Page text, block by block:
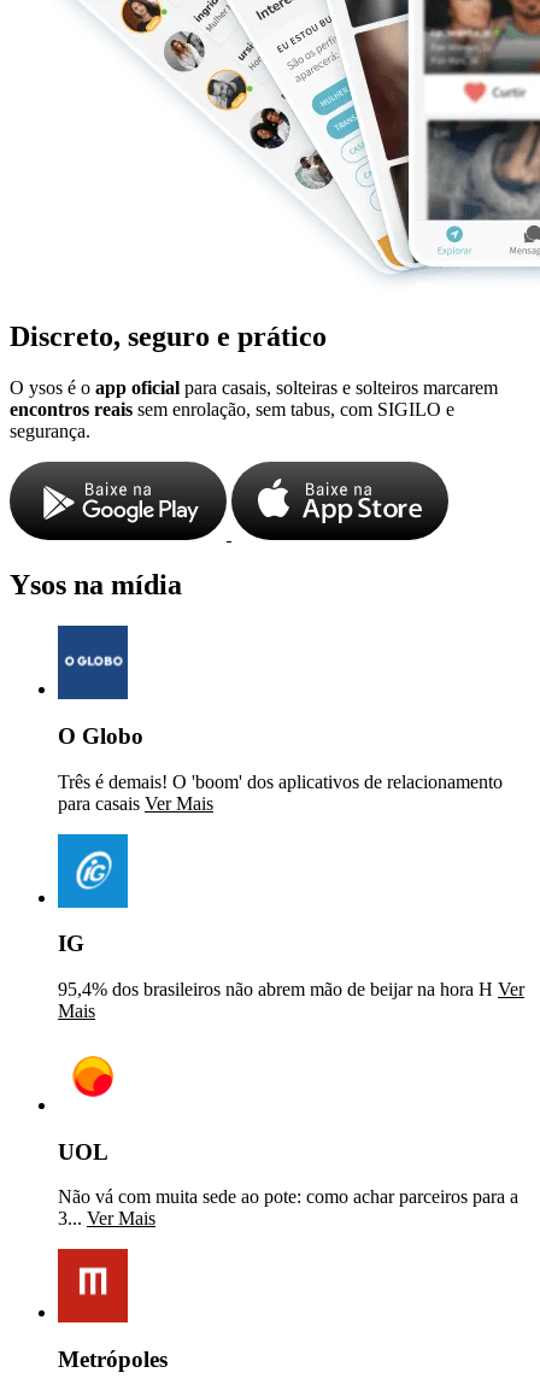
Discreto, seguro e prático
O ysos é o app oficial para casais, solteiras e solteiros marcarem
encontros reais sem enrolação, sem tabus, com SIGILO e
segurança.
Ysos na mídia
O Globo
Três é demais! O 'boom' dos aplicativos de relacionamento
para casais Ver Mais
IG
95,4% dos brasileiros não abrem mão de beijar na hora H Ver
Mais
UOL
Não vá com muita sede ao pote: como achar parceiros para a
3... Ver Mais
Metrópoles